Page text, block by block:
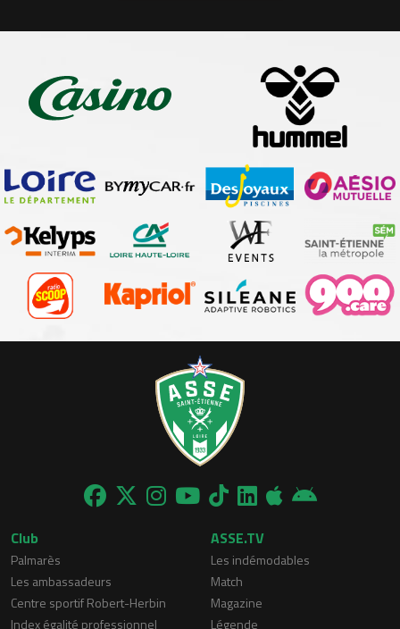
Club
Palmarès
Les ambassadeurs
Centre sportif Robert-Herbin
Index égalité professionnel
ASSE.TV
Les indémodables
Match
Magazine
Légende